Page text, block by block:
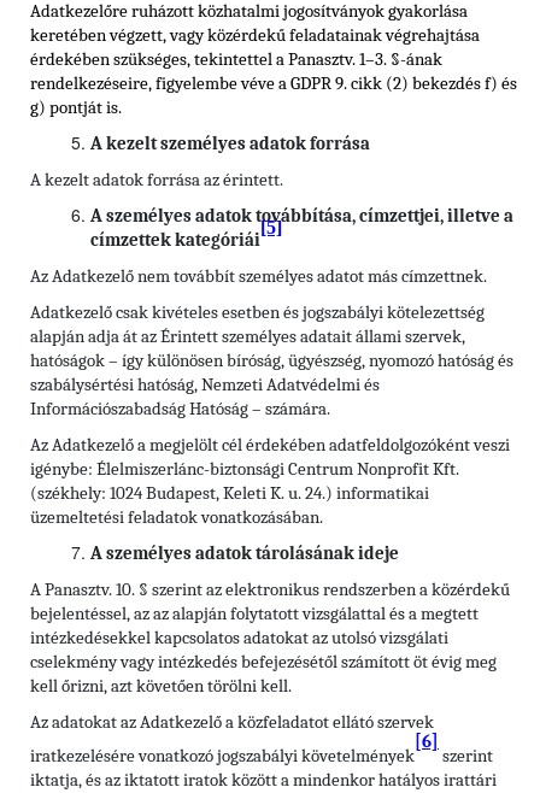
Adatkezelőre ruházott közhatalmi jogosítványok gyakorlása
keretében végzett, vagy közérdekű feladatainak végrehajtása
érdekében szükséges, tekintettel a Panasztv. 1–3. §-ának
rendelkezéseire, figyelembe véve a GDPR 9. cikk (2) bekezdés f) és
g) pontját is.
A kezelt személyes adatok forrása
A kezelt adatok forrása az érintett.
A személyes adatok továbbítása, címzettjei, illetve a
címzettek kategóriái
[5]
Az Adatkezelő nem továbbít személyes adatot más címzettnek.
Adatkezelő csak kivételes esetben és jogszabályi kötelezettség
alapján adja át az Érintett személyes adatait állami szervek,
hatóságok – így különösen bíróság, ügyészség, nyomozó hatóság és
szabálysértési hatóság, Nemzeti Adatvédelmi és
Információszabadság Hatóság – számára.
Az Adatkezelő a megjelölt cél érdekében adatfeldolgozóként veszi
igénybe: Élelmiszerlánc-biztonsági Centrum Nonprofit Kft.
(székhely: 1024 Budapest, Keleti K. u. 24.) informatikai
üzemeltetési feladatok vonatkozásában.
A személyes adatok tárolásának ideje
A Panasztv. 10. § szerint az elektronikus rendszerben a közérdekű
bejelentéssel, az az alapján folytatott vizsgálattal és a megtett
intézkedésekkel kapcsolatos adatokat az utolsó vizsgálati
cselekmény vagy intézkedés befejezésétől számított öt évig meg
kell őrizni, azt követően törölni kell.
Az adatokat az Adatkezelő a közfeladatot ellátó szervek
iratkezelésére vonatkozó jogszabályi követelmények
[6]
szerint
iktatja, és az iktatott iratok között a mindenkor hatályos irattári